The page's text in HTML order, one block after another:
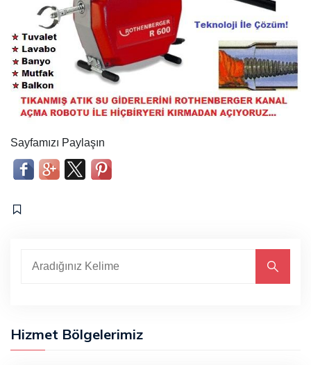
Sayfamızı Paylaşın
Hizmet Bölgelerimiz